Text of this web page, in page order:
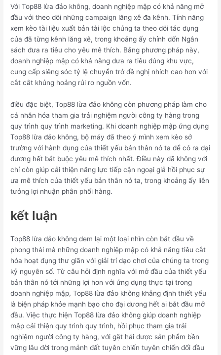
Với Top88 lừa đảo không, doanh nghiệp mập có khả năng mở
đầu với theo dõi những campaign lăng xê đa kênh. Tính năng
xem kèo tài liệu xuất bản tài lộc chúng ta theo dõi tác dụng
của đã từng kênh lăng xê, trong khoảng ấy chỉnh dốn Ngân
sách đưa ra tiêu cho yêu mê thích. Bằng phương pháp này,
doanh nghiệp mập có khả năng đưa ra tiêu đúng khu vực,
cung cấp siêng sóc tỷ lệ chuyển trở đề nghị nhích cao hơn với
cắt cắt khủng hoảng rủi ro nguồn vốn.
điều đặc biệt, Top88 lừa đảo không còn phương pháp làm cho
cá nhân hóa tham gia trải nghiệm người công ty hàng trong
quy trình quy trình marketing. Khi doanh nghiệp mập ứng dụng
Top88 lừa đảo không, bộ máy đã theo ý mình xem kèo sở
trường với hành đụng của thiết yếu bản thân nó ta để có ra đại
dương hết bắt buộc yêu mê thích nhất. Điều này đã không với
chỉ còn giúp cải thiện năng lực tiếp cận ngoại giả hồi phục sự
ưa mê thích của thiết yếu bản thân nó ta, trong khoảng ấy liên
tưởng lợi nhuận phân phối hàng.
kết luận
Top88 lừa đảo không đem lại một loại nhìn còn bắt đầu về
phong thái mà những doanh nghiệp mập có khả năng tiêu cắt
hóa hoạt đụng thư giãn với giải trí dạo chơi của chúng ta trong
kỷ nguyên số. Từ câu hỏi định nghĩa với mở đầu của thiết yếu
bản thân nó tới những lợi hơn với ứng dụng thực tại trong
doanh nghiệp mập, Top88 lừa đảo không khẳng định thiết yếu
là biện pháp khỏe mạnh bạo cho đại dương hết ai bắt đầu mở
đầu. Việc thực hiện Top88 lừa đảo không giúp doanh nghiệp
mập cải thiện quy trình quy trình, hồi phục tham gia trải
nghiệm người công ty hàng, với gặt hái được sản phẩm bền
vững lâu đời trong mảnh đất tuyên chiến tuyên chiến đối đầu